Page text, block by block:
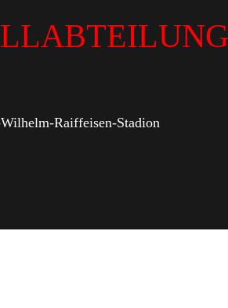
Raiffeisen-Stadion